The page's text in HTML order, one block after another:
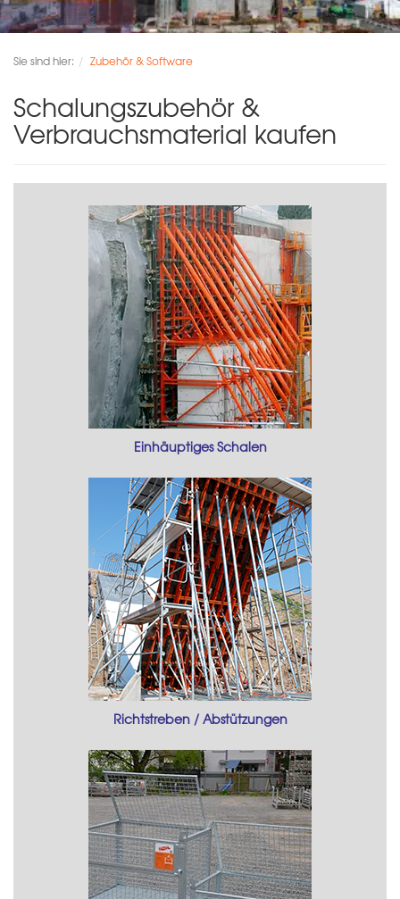
Sie sind hier: Zubehör & Software
Schalungszubehör &
Verbrauchsmaterial kaufen
Einhäuptiges Schalen
Richtstreben / Abstützungen